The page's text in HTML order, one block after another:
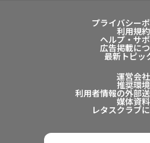
プライバシー
利用規約
ヘルプ・サ
広告掲載に
最新トピッ
運営会社
推奨環境
利用者情報の外部
媒体資料
レタスクラブ